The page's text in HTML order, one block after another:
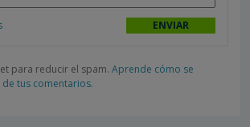
para reducir el spam. Aprende cómo se
tus comentarios.